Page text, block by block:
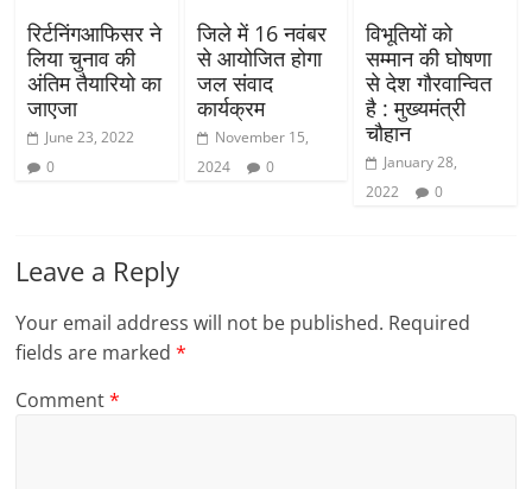
रिर्टनिंगआफिसर ने
लिया चुनाव की
अंतिम तैयारियो का
जाएजा
June 23, 2022
0
जिले में 16 नवंबर
से आयोजित होगा
जल संवाद
कार्यक्रम
November 15,
2024
0
विभूतियों को
सम्मान की घोषणा
से देश गौरवान्वित
है : मुख्यमंत्री
चौहान
January 28,
2022
0
Leave a Reply
Your email address will not be published. Required
fields are marked*
Comment*